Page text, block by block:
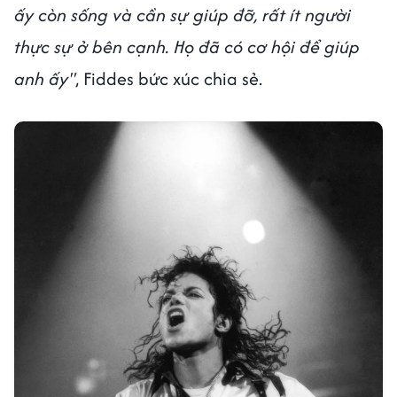
ấy còn sống và cần sự giúp đỡ, rất ít người
thực sự ở bên cạnh. Họ đã có cơ hội để giúp
anh ấy", Fiddes bức xúc chia sẻ.